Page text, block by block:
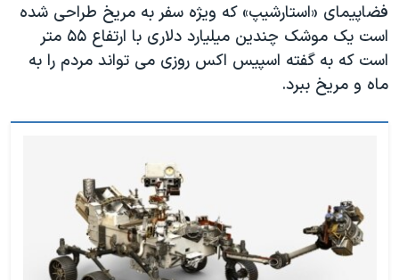
اعتراضات مردمی آبان ۹۸
اسرائیل در جنگ
نرگس محمدی برنده جایزه نوبل صلح
فضاپیمای «استارشیپ» که ویژه سفر به مریخ طراحی شده
است یک موشک چندین میلیارد دلاری با ارتفاع ۵۵ متر
است که به گفته اسپیس اکس روزی می تواند مردم را به
ماه و مریخ ببرد.